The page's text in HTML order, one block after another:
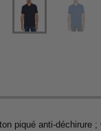
piqué anti-